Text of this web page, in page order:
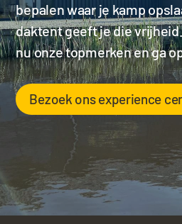
bepalen waar je kamp
daktent geeft je die
nu onze topmerken en ga
Bezoek ons experience